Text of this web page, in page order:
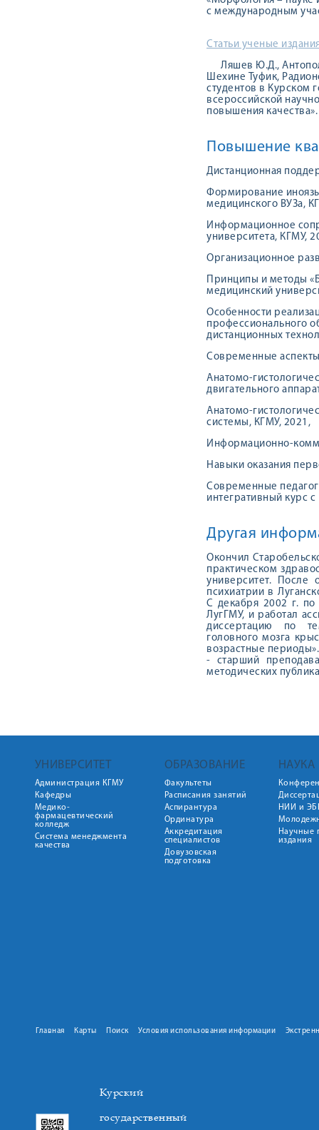
с международным
Статьи ученые
Ляшев Ю.Д.,
Шехине Туфик,
студентов в Курском
всероссийской
повышения
Повышение
Дистанционная
Формирование
медицинского ВУЗа,
Информационное
университета, КГМУ,
Организационное
Принципы и методы
медицинский
Особенности
профессионального
дистанционных
Современные
Анатомо-
двигательного
Анатомо-
системы, КГМУ, 2021,
Информационно-
Навыки оказания
Современные
интегративный курс
Другая
Окончил
практическом
университет. После
психиатрии в
С декабря 2002 г. по
ЛугГМУ, и работал
диссертацию по
головного мозга
возрастные
- старший
методических
УНИВЕРСИТЕТ
Администрация КГМУ
Кафедры
Медико-
фармацевтический
колледж
Система менеджмента
качества
ОБРАЗОВАНИЕ
Факультеты
Расписания занятий
Аспирантура
Ординатура
Аккредитация
специалистов
Довузовская
подготовка
НАУКА
НИИ и
Научные
издания
Главная Карты Поиск Условия использования информации
Курский
государственный